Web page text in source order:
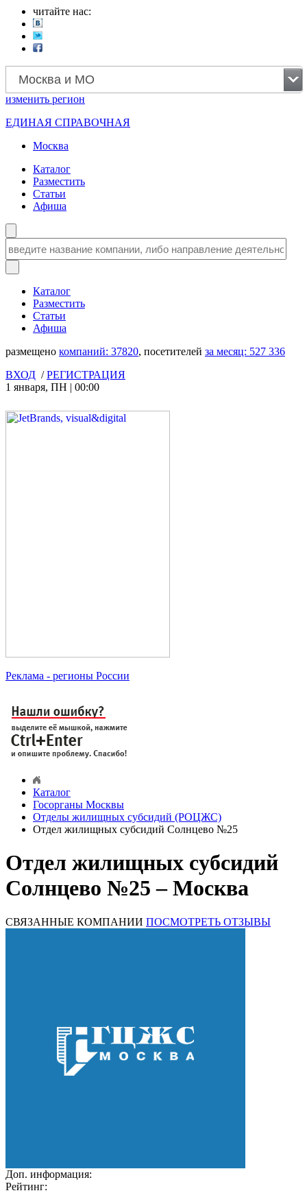
читайте нас:
Москва и МО
изменить регион
ЕДИНАЯ СПРАВОЧНАЯ
Москва
Каталог
Разместить
Статьи
Афиша
Каталог
Разместить
Статьи
Афиша
размещено компаний: 37820, посетителей за месяц: 527 336
ВХОД /РЕГИСТРАЦИЯ
1 января, ПН | 00:00
Реклама - регионы России
Каталог
Госорганы Москвы
Отделы жилищных субсидий (РОЦЖС)
Отдел жилищных субсидий Солнцево №25
Отдел жилищных субсидий
Солнцево №25 – Москва
СВЯЗАННЫЕ КОМПАНИИ ПОСМОТРЕТЬ ОТЗЫВЫ
Доп. информация:
Рейтинг: